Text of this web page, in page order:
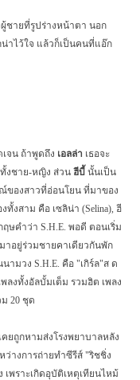
ผู้ชายที่รูปร่างหน้าตา นอก
าไว้ใจ แล้วก็เป็นคนที่แอ๊ก
จน ถ้าพูดถึง เอลล่า เธอจะ
งชาย-หญิง ส่วน ฮีบี้ นั้นเป็น
ของสาวที่อ่อนโยน ที่มาของ
ทั้งสาม คือ เซลิน่า (Selina), ฮี
ฤษคำว่า S.H.E. พอดี ตอนเริ่ม
าอยู่ร่วมชายคาเดียวกันพัก
นามวง S.H.E. คือ "เกิร์ล"ส ด
ลงทั้งอัลบั้มเต็ม รวมฮิต เพลง
20 ชุด
ยถูกหามส่งโรงพยาบาลหลัง
ว่างการถ่ายทำซีรีส์ "ริชชิ่ง
เพราะเกิดอุบัติเหตุเทียนไหม้